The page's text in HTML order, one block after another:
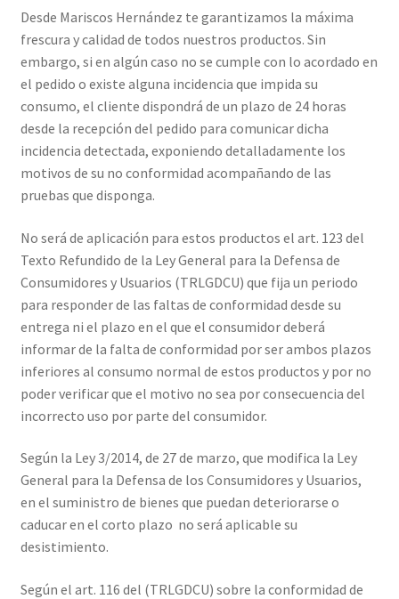
Desde Mariscos Hernández te garantizamos la máxima
frescura y calidad de todos nuestros productos. Sin
embargo, si en algún caso no se cumple con lo acordado en
el pedido o existe alguna incidencia que impida su
consumo, el cliente dispondrá de un plazo de 24 horas
desde la recepción del pedido para comunicar dicha
incidencia detectada, exponiendo detalladamente los
motivos de su no conformidad acompañando de las
pruebas que disponga.
No será de aplicación para estos productos el art. 123 del
Texto Refundido de la Ley General para la Defensa de
Consumidores y Usuarios (TRLGDCU) que fija un periodo
para responder de las faltas de conformidad desde su
entrega ni el plazo en el que el consumidor deberá
informar de la falta de conformidad por ser ambos plazos
inferiores al consumo normal de estos productos y por no
poder verificar que el motivo no sea por consecuencia del
incorrecto uso por parte del consumidor.
Según la Ley 3/2014, de 27 de marzo, que modifica la Ley
General para la Defensa de los Consumidores y Usuarios,
en el suministro de bienes que puedan deteriorarse o
caducar en el corto plazo no será aplicable su
desistimiento.
Según el art. 116 del (TRLGDCU) sobre la conformidad de